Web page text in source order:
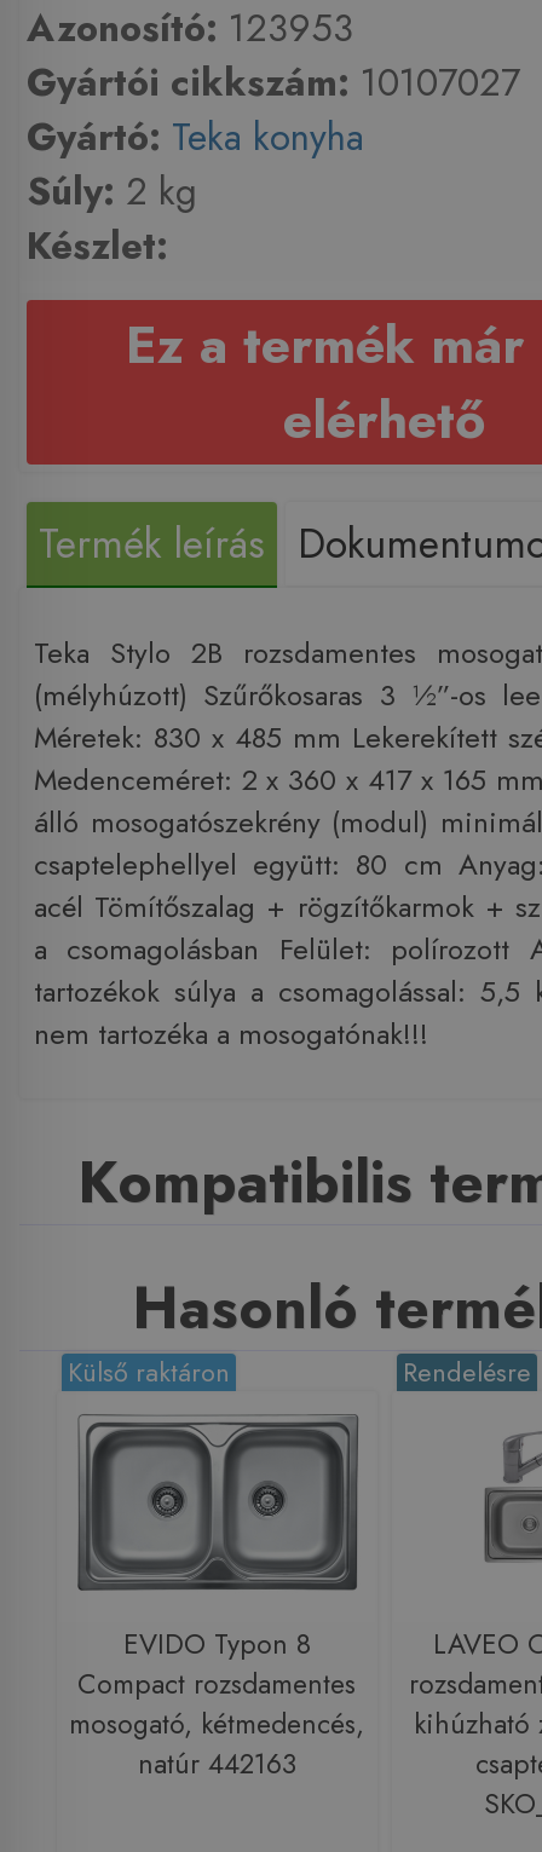
Azonosító: 123953
Gyártói cikkszám: 10107027
Gyártó: Teka konyha
Súly: 2 kg
Készlet:
Ez a termék már
elérhető
Termék leírás
Teka Stylo 2B rozsdamentes
(mélyhúzott) Szűrőkosaras 3 ½”-os
Méretek: 830 x 485 mm Lekerekített
Medenceméret: 2 x 360 x 417 x 165
álló mosogatószekrény (modul)
csaptelephellyel együtt: 80 cm
acél Tömítőszalag + rögzítőkarmok +
a csomagolásban Felület:
tartozékok súlya a csomagolással:
nem tartozéka a mosogatónak!!!
Kompatibilis
Hasonló
Külső raktáron
EVIDO Typon 8
Compact rozsdamentes
mosogató, kétmedencés,
natúr 442163
Rendelésre
LAVEO
kihúzható